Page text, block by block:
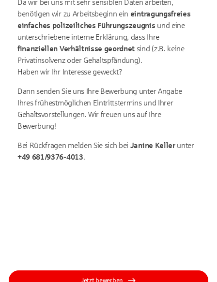
Da wir bei uns mit sehr sensiblen Daten arbeiten,
benötigen wir zu Arbeitsbeginn ein eintragungsfreies
einfaches polizeiliches Führungszeugnis und eine
unterschriebene interne Erklärung, dass Ihre
finanziellen Verhältnisse geordnet sind (z.B. keine
Privatinsolvenz oder Gehaltspfändung).
Haben wir Ihr Interesse geweckt?
Dann senden Sie uns Ihre Bewerbung unter Angabe
Ihres frühestmöglichen Eintrittstermins und Ihrer
Gehaltsvorstellungen. Wir freuen uns auf Ihre
Bewerbung!
Bei Rückfragen melden Sie sich bei Janine Kellerunter
+49 681/9376-4013.
Jetzt bewerben